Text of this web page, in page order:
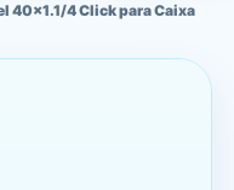
40x1.1/4 Click para Caixa